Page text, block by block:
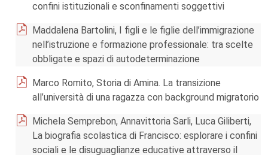
confini istituzionali e sconfinamenti soggettivi
Maddalena Bartolini, I figli e le figlie dell’immigrazione
nell’istruzione e formazione professionale: tra scelte
obbligate e spazi di autodeterminazione
Marco Romito, Storia di Amina. La transizione
all’università di una ragazza con background migratorio
Michela Semprebon, Annavittoria Sarli, Luca Giliberti,
La biografia scolastica di Francisco: esplorare i confini
sociali e le disuguaglianze educative attraverso il